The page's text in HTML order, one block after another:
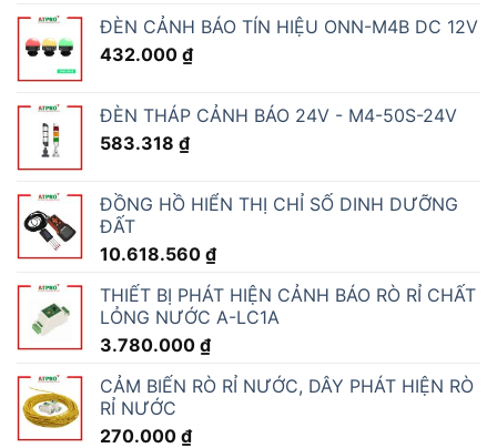
ĐÈN CẢNH BÁO TÍN HIỆU ONN-M4B DC 12V
432.000 ₫
ĐÈN THÁP CẢNH BÁO 24V - M4-50S-24V
583.318 ₫
ĐỒNG HỒ HIỂN THỊ CHỈ SỐ DINH DƯỠNG
ĐẤT
10.618.560 ₫
THIẾT BỊ PHÁT HIỆN CẢNH BÁO RÒ RỈ CHẤT
LỎNG NƯỚC A-LC1A
3.780.000 ₫
CẢM BIẾN RÒ RỈ NƯỚC, DÂY PHÁT HIỆN RÒ
RỈ NƯỚC
270.000 ₫